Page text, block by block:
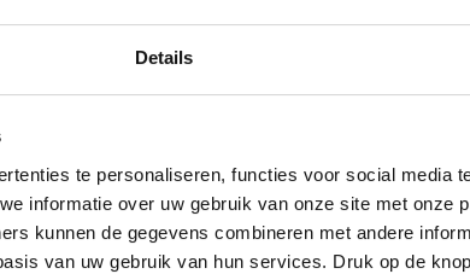
Details
te personaliseren, functies voor social media
informatie over uw gebruik van onze site met onze
kunnen de gegevens combineren met andere
van uw gebruik van hun services. Druk op de